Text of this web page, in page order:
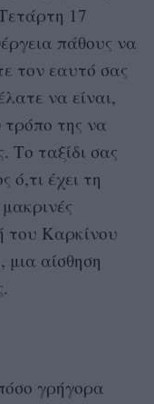
17
πάθους να
τον εαυτό σας
να είναι,
τρόπο της να
Το ταξίδι σας
ό,τι έχει τη
του Καρκίνου
μια αίσθηση
γρήγορα